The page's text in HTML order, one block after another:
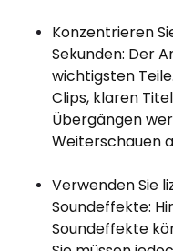
Konzentrieren
Sekunden: Der
wichtigsten
Clips, klaren
Übergängen
Weiterschauen
Verwenden Sie
Soundeffekte:
Soundeffekte